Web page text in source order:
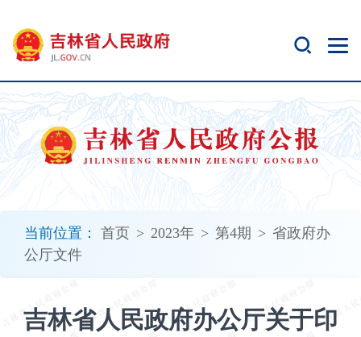
当前位置： 首页 > 2023年 > 第4期 > 省政府办
公厅文件
吉林省人民政府办公厅关于印
开
无
障
碍
说
明
加